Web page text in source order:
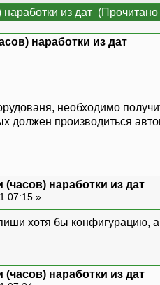
из дат
наработки из дат
необходимо
должен производиться
(часов) наработки из дат
07:15 »
хотя бы конфигурацию,
(часов) наработки из дат